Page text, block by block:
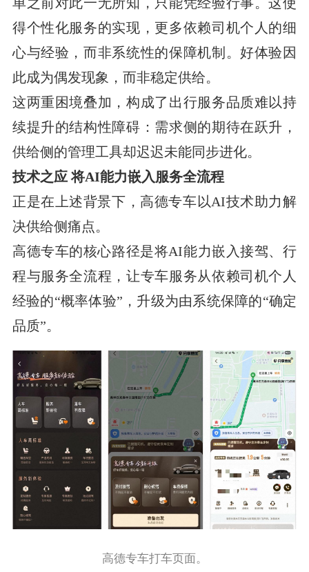
得个性化服务的实现，更多依赖司机个人的细
心与经验，而非系统性的保障机制。好体验因
此成为偶发现象，而非稳定供给。
这两重困境叠加，构成了出行服务品质难以持
续提升的结构性障碍：需求侧的期待在跃升，
供给侧的管理工具却迟迟未能同步进化。
技术之应 将AI能力嵌入服务全流程
正是在上述背景下，高德专车以AI技术助力解
决供给侧痛点。
高德专车的核心路径是将AI能力嵌入接驾、行
程与服务全流程，让专车服务从依赖司机个人
经验的“概率体验”，升级为由系统保障的“确定
品质”。
高德专车打车页面。